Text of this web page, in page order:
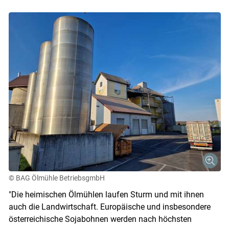
© BAG Ölmühle BetriebsgmbH
"Die heimischen Ölmühlen laufen Sturm und mit ihnen
auch die Landwirtschaft. Europäische und insbesondere
österreichische Sojabohnen werden nach höchsten